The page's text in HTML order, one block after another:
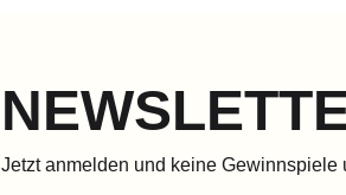
Jetzt anmelden und keine Gewinnspiele